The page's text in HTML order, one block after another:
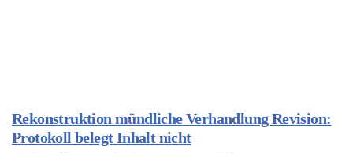
Rekonstruktion mündliche Verhandlung Revision:
Protokoll belegt Inhalt nicht